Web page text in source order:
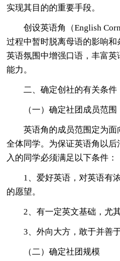
实现其目的的重要手段。
创设英语角（English
过程中暂时脱离母语的影响
英语氛围中增强口语，丰富
能力。
二、确定创社的有关条件
（一）确定社团成员范围
英语角的成员范围定为
全体同学。为保证英语角以
入的同学必须满足以下条件：
1、爱好英语，对英语有
的愿望。
2、有一定英文基础，尤
3、外向大方，敢于并善
（二）确定社团规模